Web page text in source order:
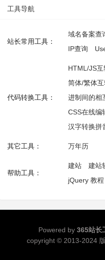
工具导航
站长常用工具：
域名备案查
IP查询
代码转换工具：
HTML/JS
简体/繁体
进制间的相
CSS在线编
汉字转换拼
其它工具： 万年历
帮助工具：
建站 建站
jQuery 教程
Powered by 365站长
copyright © 2013-2024